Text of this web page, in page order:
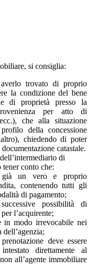
si consiglia:
trovato di proprio
la condizione del bene
di proprietà presso la
per atto di
che alla situazione
della concessione
chiedendo di poter
catastale.
di
conto che:
già un vero e proprio
contenendo tutti gli
di pagamento;
possibilità di
l’acquirente;
in modo irrevocabile nei
deve essere
direttamente al
all’agente immobiliare